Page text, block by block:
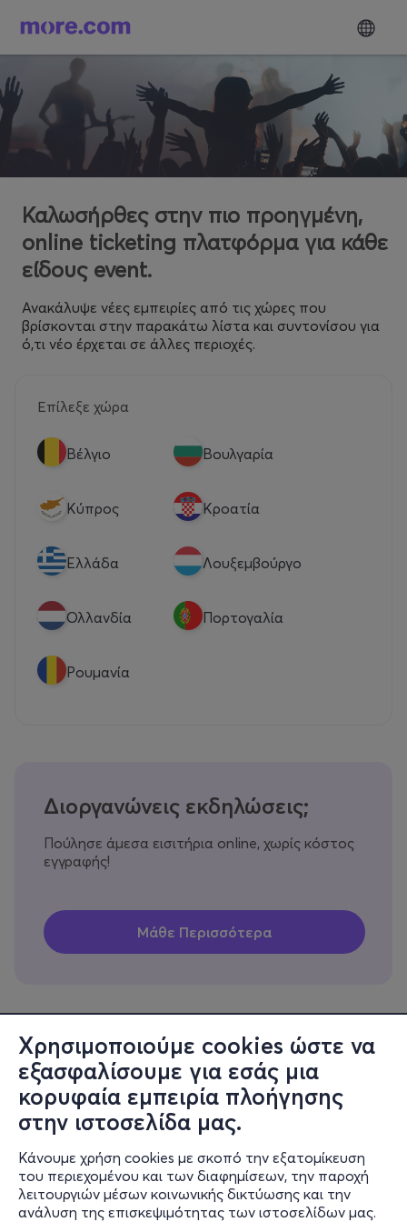
Χρησιμοποιούμε cookies ώστε να
εξασφαλίσουμε για εσάς μια
κορυφαία εμπειρία πλοήγησης
στην ιστοσελίδα μας.
Κάνουμε χρήση cookies με σκοπό την εξατομίκευση
του περιεχομένου και των διαφημίσεων, την παροχή
λειτουργιών μέσων κοινωνικής δικτύωσης και την
ανάλυση της επισκεψιμότητας των ιστοσελίδων μας.
Καλωσήρθες στην πιο προηγμένη,
online ticketing πλατφόρμα για κάθε
είδους event.
Ανακάλυψε νέες εμπειρίες από τις χώρες που
βρίσκονται στην παρακάτω λίστα και συντονίσου για
ό,τι νέο έρχεται σε άλλες περιοχές.
Επίλεξε χώρα
Βέλγιο Βουλγαρία
Κύπρος Κροατία
Eλλάδα Λουξεμβούργο
Ολλανδία Πορτογαλία
Ρουμανία
Διοργανώνεις εκδηλώσεις;
Πούλησε άμεσα εισιτήρια online, χωρίς κόστος
εγγραφής!
Πληροφορίες
Υποστήριξη
Stay Connected